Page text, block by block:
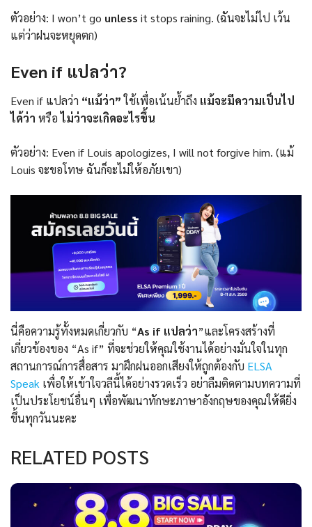
ตัวอย่าง: I won’t go unless it stops raining. (ฉันจะไม่ไป เว้น
แต่ว่าฝนจะหยุดตก)
Even if แปลว่า?
Even if แปลว่า “แม้ว่า”ใช้เพื่อเน้นย้ำถึง แม้จะมีความเป็นไป
ได้ว่า หรือไม่ว่าจะเกิดอะไรขึ้น
ตัวอย่าง: Even if Louis apologizes, I will not forgive him. (แม้
Louis จะขอโทษ ฉันก็จะไม่ให้อภัยเขา)
นี่คือความรู้ทั้งหมดเกี่ยวกับ “As if แปลว่า”และโครงสร้างที่
เกี่ยวข้องของ “As if” ที่จะช่วยให้คุณใช้งานได้อย่างมั่นใจในทุก
สถานการณ์การสื่อสาร มาฝึกฝนออกเสียงให้ถูกต้องกับ ELSA
Speak เพื่อให้เข้าใจวลีนี้ได้อย่างรวดเร็ว อย่าลืมติดตามบทความที่
เป็นประโยชน์อื่นๆ เพื่อพัฒนาทักษะภาษาอังกฤษของคุณให้ดียิ่ง
ขึ้นทุกวันนะคะ
RELATED POSTS